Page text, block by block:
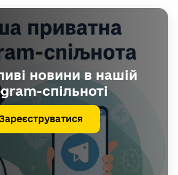
новини в нашій
спільноті